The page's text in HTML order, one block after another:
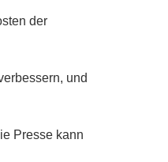
der
und
Presse kann